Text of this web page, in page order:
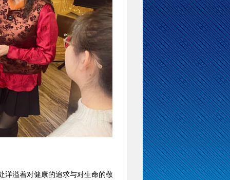
溢着对健康的追求与对生命的敬